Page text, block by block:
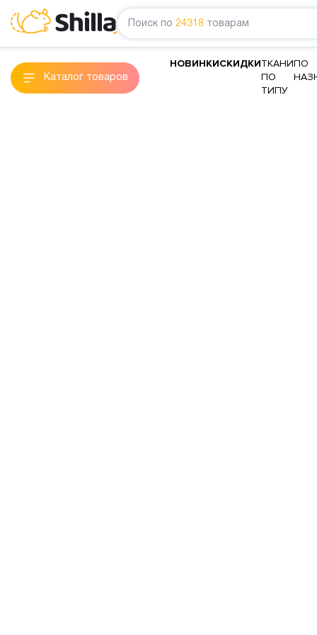
Поиск по 24318 товарам
Каталог товаров
НОВИНКИСКИДКИТКАНИ
ПО
ТИПУ
ПО